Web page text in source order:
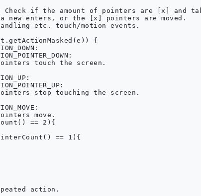
if the amount of pointers are [x] and
new enters, or the [x] pointers are moved.
etc. touch/motion events.
{
touch the screen.
stop touching the screen.
move.
== 2){
== 1){
action.